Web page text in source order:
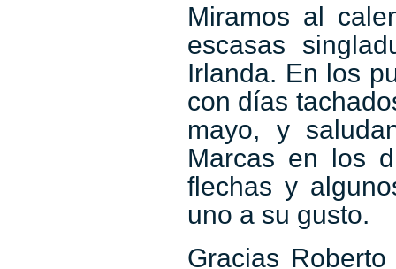
Miramos al
escasas
Irlanda. En los
con días
mayo, y
Marcas en los
flechas y
uno a su gusto.
Gracias